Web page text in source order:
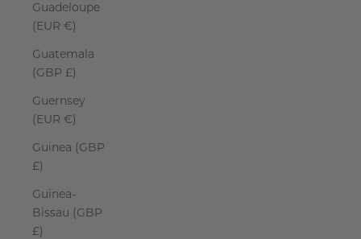
Guadeloupe
(EUR €)
Guatemala
(GBP £)
Guernsey
(EUR €)
Guinea (GBP
£)
Guinea-
Bissau (GBP
£)